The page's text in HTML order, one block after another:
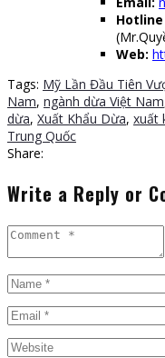
Web:
Tags: Mỹ Lần Đầu Tiên
Nam, ngành dừa Việt Nam
dừa, Xuất Khẩu Dừa, xuất
Trung Quốc
Share:
Write a Reply or